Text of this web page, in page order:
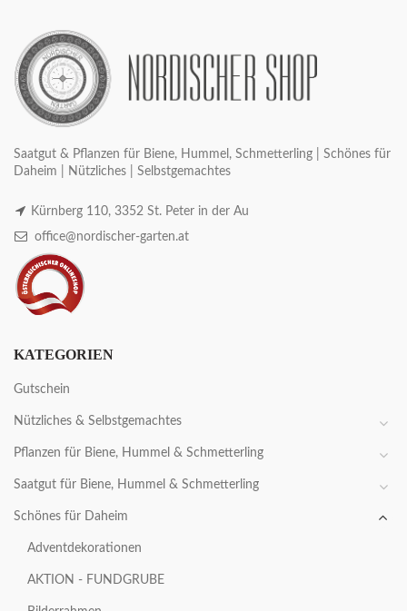
Saatgut & Pflanzen für Biene, Hummel, Schmetterling | Schönes für
Daheim | Nützliches | Selbstgemachtes
Kürnberg 110, 3352 St. Peter in der Au
office@nordischer-garten.at
KATEGORIEN
Gutschein
Nützliches & Selbstgemachtes
Pflanzen für Biene, Hummel & Schmetterling
Saatgut für Biene, Hummel & Schmetterling
Schönes für Daheim
Adventdekorationen
AKTION - FUNDGRUBE